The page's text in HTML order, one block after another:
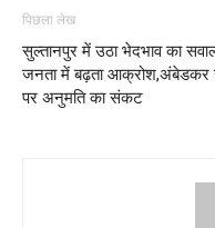
पिछला लेख
सुल्तानपुर में उठा भेदभाव का
जनता में बढ़ता आक्रोश,अंबेडकर
पर अनुमति का संकट